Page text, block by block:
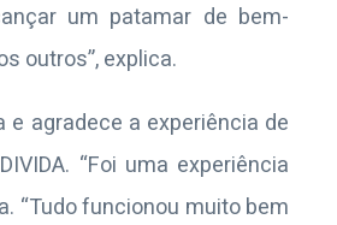
um patamar de bem-
outros”, explica.
e agradece a experiência de
“Foi uma experiência
“Tudo funcionou muito bem